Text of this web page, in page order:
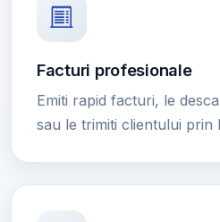
Facturi profesionale
Emiti rapid facturi, le
sau le trimiti clientului prin